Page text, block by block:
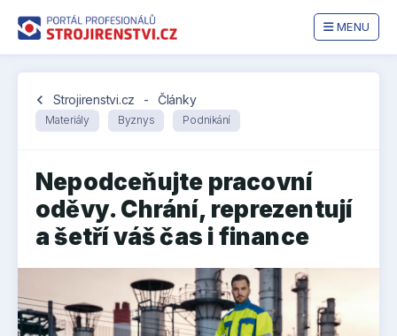
MENU
chevron_left Strojirenstvi.cz - Články
Materiály Byznys Podnikání
Nepodceňujte pracovní
oděvy. Chrání, reprezentují
a šetří váš čas i finance